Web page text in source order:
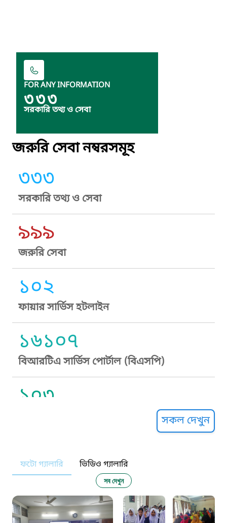
FOR ANY INFORMATION
৩৩৩
সরকারি তথ্য ও সেবা
জরুরি সেবা নম্বরসমূহ
৩৩৩
সরকারি তথ্য ও সেবা
৯৯৯
জরুরি সেবা
১০২
ফায়ার সার্ভিস হটলাইন
১৬১০৭
বিআরটিএ সার্ভিস পোর্টাল (বিএসপি)
১০৩
নারী ও শিশু নির্যাতন প্রতিরোধ
১০৬
সকল দেখুন
ফটো গ্যালারি ভিডিও গ্যালারি
সব দেখুন